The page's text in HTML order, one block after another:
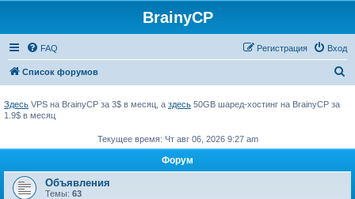
BrainyCP
FAQ Вход
Регистрация
Список форумов
к
Здесь VPS на BrainyCP за 3$ в месяц, а здесь 50GB шаред-хостинг на BrainyCP за
1.9$ в месяц
Текущее время: Чт авг 06, 2026 9:27 am
Форум
Объявления
Темы: 63